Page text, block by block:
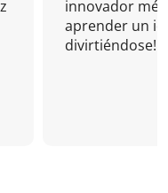
innovador
aprender un
divirtiéndose!